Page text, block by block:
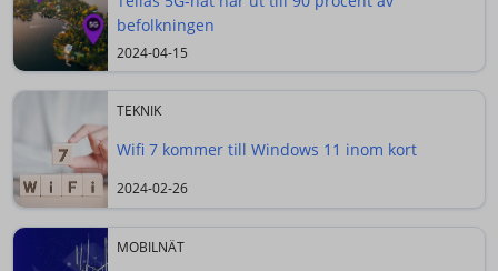
befolkningen
2024-04-15
TEKNIK
Wifi 7 kommer till Windows 11 inom kort
2024-02-26
MOBILNÄT